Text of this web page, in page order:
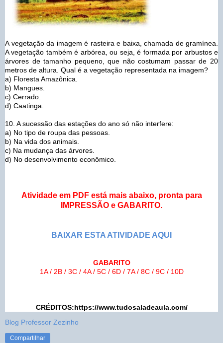
A vegetação da imagem é rasteira e baixa, chamada de gramínea.
A vegetação também é arbórea, ou seja, é formada por arbustos e
árvores de tamanho pequeno, que não costumam passar de 20
metros de altura. Qual é a vegetação representada na imagem?
a) Floresta Amazônica.
b) Mangues.
c) Cerrado.
d) Caatinga.
10. A sucessão das estações do ano só não interfere:
a) No tipo de roupa das pessoas.
b) Na vida dos animais.
c) Na mudança das árvores.
d) No desenvolvimento econômico.
Atividade em PDF está mais abaixo, pronta para
IMPRESSÃO e GABARITO.
BAIXAR ESTA ATIVIDADE AQUI
GABARITO
1A / 2B / 3C / 4A / 5C / 6D / 7A / 8C / 9C / 10D
CRÉDITOS:https://www.tudosaladeaula.com/
Blog Professor Zezinho
Compartilhar